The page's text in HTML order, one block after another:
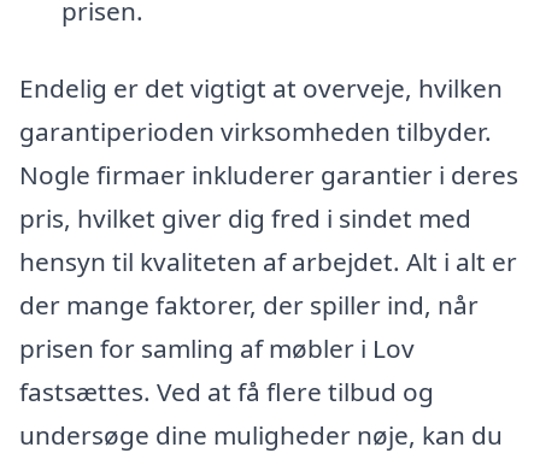
prisen.
Endelig er det vigtigt at overveje, hvilken
garantiperioden virksomheden tilbyder.
Nogle firmaer inkluderer garantier i deres
pris, hvilket giver dig fred i sindet med
hensyn til kvaliteten af arbejdet. Alt i alt er
der mange faktorer, der spiller ind, når
prisen for samling af møbler i Lov
fastsættes. Ved at få flere tilbud og
undersøge dine muligheder nøje, kan du